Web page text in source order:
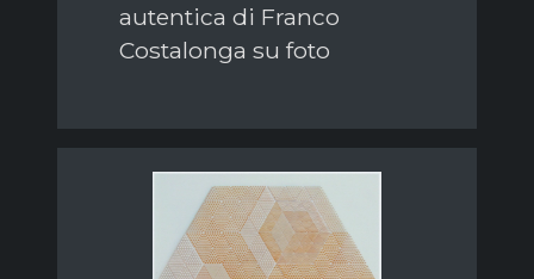
autentica di Franco
Costalonga su foto